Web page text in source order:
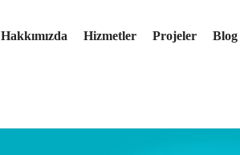
Hakkımızda Hizmetler Projeler Blog